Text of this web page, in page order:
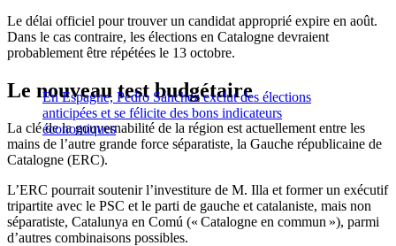
Le délai officiel pour trouver un candidat approprié expire en août.
Dans le cas contraire, les élections en Catalogne devraient
probablement être répétées le 13 octobre.
En Espagne, Pedro Sánchez exclut des élections
anticipées et se félicite des bons indicateurs
économiques
Le nouveau test budgétaire
La clé de la gouvernabilité de la région est actuellement entre les
mains de l’autre grande force séparatiste, la Gauche républicaine de
Catalogne (ERC).
L’ERC pourrait soutenir l’investiture de M. Illa et former un exécutif
tripartite avec le PSC et le parti de gauche et catalaniste, mais non
séparatiste, Catalunya en Comú (« Catalogne en commun »), parmi
d’autres combinaisons possibles.